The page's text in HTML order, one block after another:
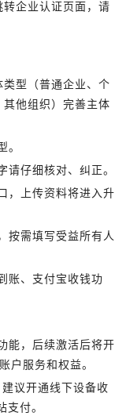
企业认证页面，请
类型（普通企业、个
他组织）完善主体
。
请仔细核对、纠正。
，上传资料将进入升
按需填写受益所有人
账、支付宝收钱功
能，后续激活后将开
户服务和权益。
议开通线下设备收
支付。